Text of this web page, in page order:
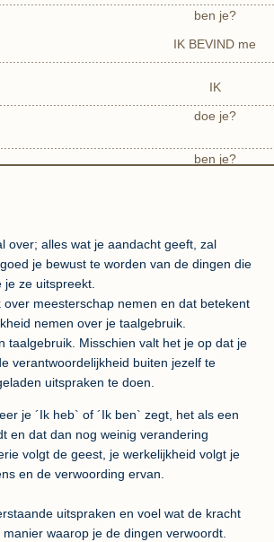
i
g
s
ben je?
IK BEVIND me
IK
doe je?
ben je?
over; alles wat je aandacht geeft, zal
je bewust te worden van de dingen die
je ze uitspreekt.
meesterschap nemen en dat betekent
nemen over je taalgebruik.
taalgebruik. Misschien valt het je op dat je
verantwoordelijkheid buiten jezelf te
uitspraken te doen.
je ´Ik heb` of ´Ik ben` zegt, het als een
en dat dan nog weinig verandering
volgt de geest, je werkelijkheid volgt je
en de verwoording ervan.
uitspraken en voel wat de kracht
waarop je de dingen verwoordt.